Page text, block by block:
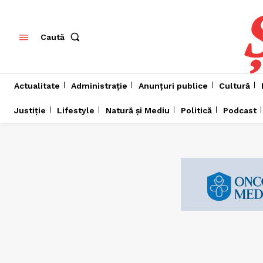
Caută
Actualitate Administrație Anunțuri publice Cultură
Justiție Lifestyle Natură și Mediu Politică Podcast